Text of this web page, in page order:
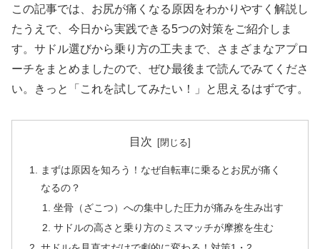
この記事では、お尻が痛くなる原因をわかりやすく解説し
たうえで、今日から実践できる5つの対策をご紹介しま
す。サドル選びから乗り方の工夫まで、さまざまなアプロ
ーチをまとめましたので、ぜひ最後まで読んでみてくださ
い。きっと「これを試してみたい！」と思えるはずです。
目次
まずは原因を知ろう！なぜ自転車に乗るとお尻が痛く
なるの？
坐骨（ざこつ）への集中した圧力が痛みを生み出す
サドルの高さと乗り方のミスマッチが摩擦を生む